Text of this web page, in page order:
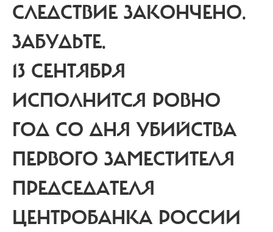
СЛЕДСТВИЕ ЗАКОНЧЕНО.
ЗАБУДЬТЕ.
13 СЕНТЯБРЯ
ИСПОЛНИТСЯ РОВНО
ГОД СО ДНЯ УБИЙСТВА
ПЕРВОГО ЗАМЕСТИТЕЛЯ
ПРЕДСЕДАТЕЛЯ
ЦЕНТРОБАНКА РОССИИ